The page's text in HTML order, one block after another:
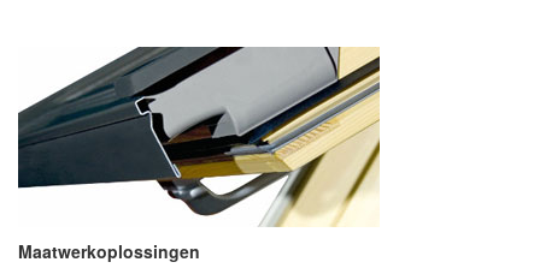
Maatwerkoplossingen